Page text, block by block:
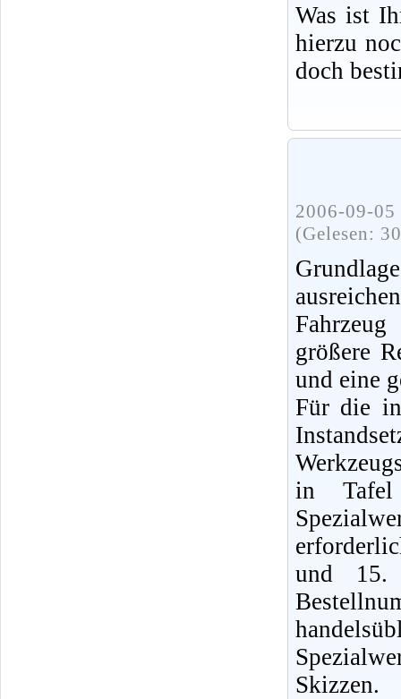
Was ist
hierzu
doch
2006-09-
(Gelesen:
größere
und eine
Für die in
in Tafel
und 15.
Skizzen.